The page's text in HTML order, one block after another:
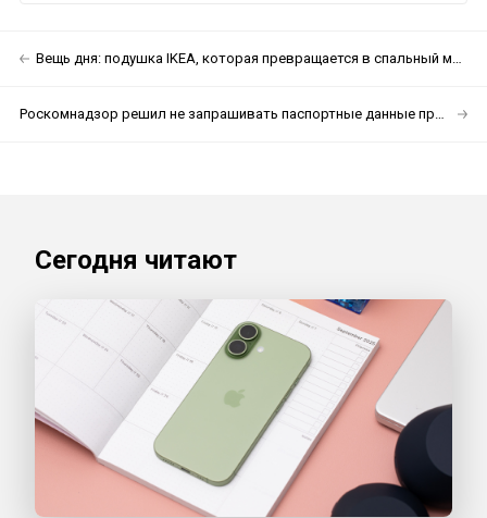
Вещь дня: подушка IKEA, которая превращается в спальный мешок или пальто
Роскомнадзор решил не запрашивать паспортные данные при регистрации в соцсетях
Сегодня читают